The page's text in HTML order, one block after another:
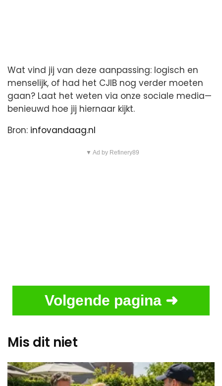
Wat vind jij van deze aanpassing: logisch en
menselijk, of had het CJIB nog verder moeten
gaan? Laat het weten via onze sociale media—
benieuwd hoe jij hiernaar kijkt.
Bron: infovandaag.nl
▼ Ad by Refinery89
Volgende pagina ➜
Mis dit niet